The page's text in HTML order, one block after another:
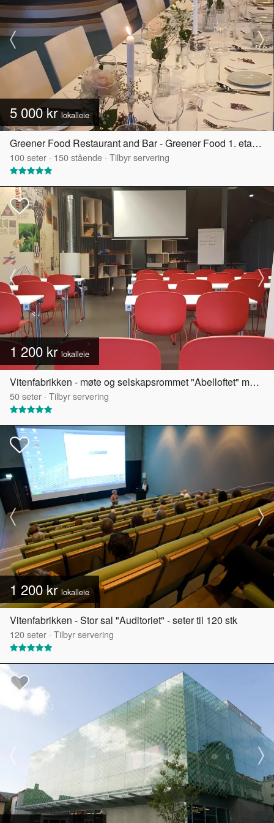
5 000 krlokalleie
Greener Food Restaurant and Bar - Greener Food 1. etasje
100seter · 150stående · Tilbyr servering
1 200 kr lokalleie
Vitenfabrikken - møte og selskapsrommet "Abelloftet" med egen takterrasse
50seter · Tilbyr servering
1 200 kr lokalleie
Vitenfabrikken - Stor sal "Auditoriet" - seter til 120 stk
120seter · Tilbyr servering